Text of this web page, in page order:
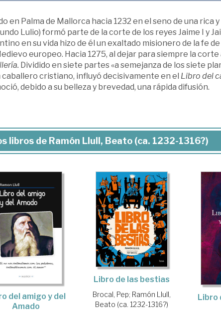
en Palma de Mallorca hacia 1232 en el seno de una rica
Lulio) formó parte de la corte de los reyes Jaime I y
en su vida hizo de él un exaltado misionero de la fe
europeo. Hacia 1275, al dejar para siempre la
Dividido en siete partes «a semejanza de los siete
caballero cristiano, influyó decisivamente en el Libro del
debido a su belleza y brevedad, una rápida difusión.
libros de Ramón Llull, Beato (ca. 1232-1316?)
del amigo y del
Amado
Libro de las bestias
Brocal, Pep; Ramón Llull,
Beato (ca. 1232-1316?)
Libro